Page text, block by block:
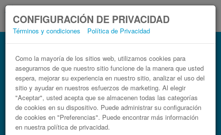
CONFIGURACIÓN DE PRIVACIDAD
Términos y condiciones Política de Privacidad
Como la mayoría de los sitios web, utilizamos cookies para
asegurarnos de que nuestro sitio funcione de la manera que usted
espera, mejorar su experiencia en nuestro sitio, analizar el uso del
sitio y ayudar en nuestros esfuerzos de marketing. Al elegir
"Aceptar", usted acepta que se almacenen todas las categorías
de cookies en su dispositivo. Puede administrar su configuración
de cookies en "Preferencias". Puede encontrar más información
en nuestra política de privacidad.
Autobús Agen Condom
Billetes de autobuses en solo 3 pasos